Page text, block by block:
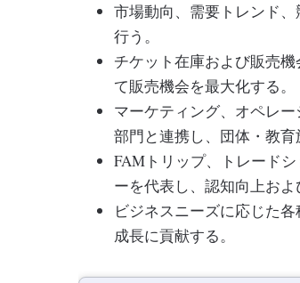
市場動向、需要トレンド
行う。
チケット在庫および販売
て販売機会を最大化する。
マーケティング、オペレ
部門と連携し、団体・教
FAMトリップ、トレード
ーを代表し、認知向上およ
ビジネスニーズに応じた
成長に貢献する。